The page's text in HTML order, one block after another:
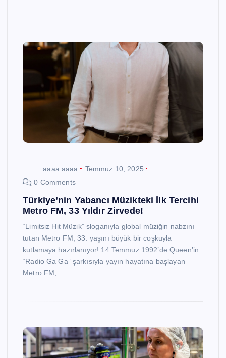
aaaa aaaa
Temmuz 10, 2025
0 Comments
Türkiye’nin Yabancı Müzikteki İlk Tercihi
Metro FM, 33 Yıldır Zirvede!
“Limitsiz Hit Müzik” sloganıyla global müziğin nabzını
tutan Metro FM, 33. yaşını büyük bir coşkuyla
kutlamaya hazırlanıyor! 14 Temmuz 1992’de Queen’in
“Radio Ga Ga” şarkısıyla yayın hayatına başlayan
Metro FM,…